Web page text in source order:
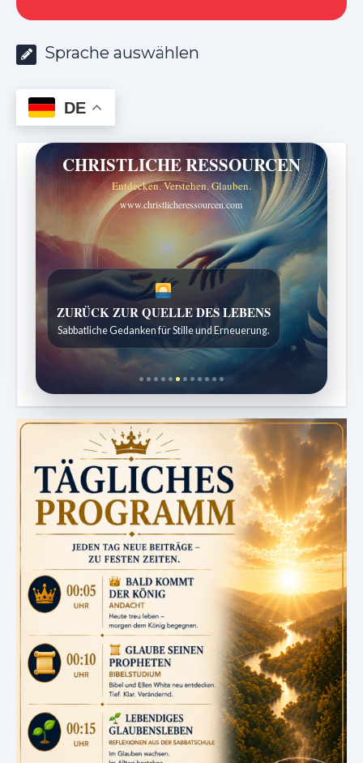
Sprache auswählen
DE
CHRISTLICHE RESSOURCEN
Entdecken. Verstehen. Glauben.
www.christlicheressourcen.com
SPUREN DER SCHÖPFUNG
Entdeckungen aus der Natur.